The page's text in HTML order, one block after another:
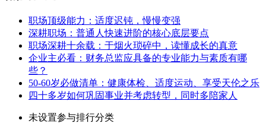
职场顶级能力：适度迟钝，慢慢变强
深耕职场：普通人快速进阶的核心底层要点
职场深耕十余载：于烟火琐碎中，读懂成长的真意
企业主必看：财务总监应具备的专业能力与素质有哪
些？
50-60岁必做清单：健康体检、适度运动、享受天伦之乐
四十多岁如何巩固事业并考虑转型，同时多陪家人
未设置参与排行分类